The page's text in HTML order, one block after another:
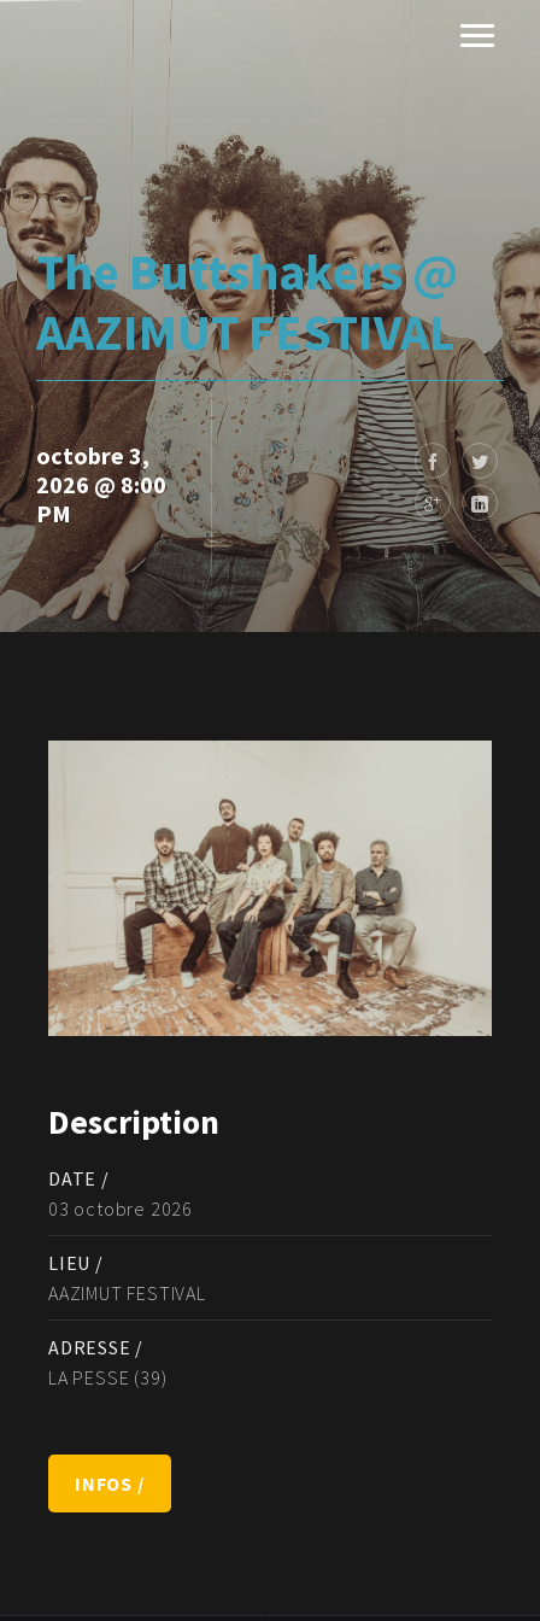
The Buttshakers @
AAZIMUT FESTIVAL
octobre 3,
2026 @ 8:00
PM
Description
DATE /
03 octobre 2026
LIEU /
AAZIMUT FESTIVAL
ADRESSE /
LA PESSE (39)
INFOS /